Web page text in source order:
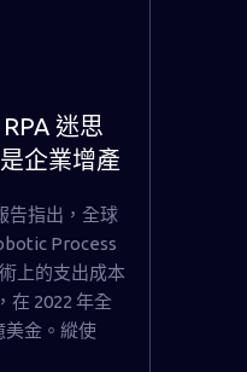
迷思
企業增產
告指出，全球
Process
上的支出成本
在 2022 年全
美金。縱使